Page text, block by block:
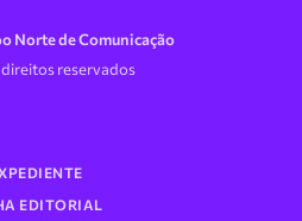
Norte de Comunicação
reservados
EDITORIAL